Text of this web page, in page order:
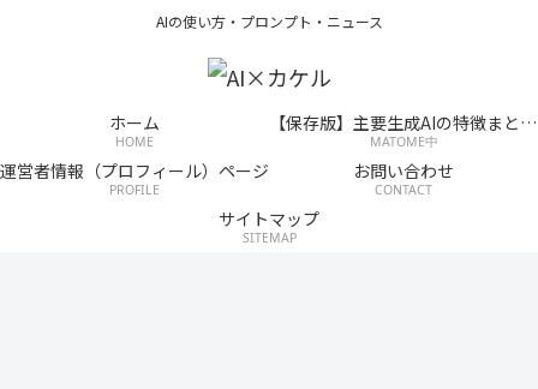
AIの使い方・プロンプト・ニュース
ホーム
HOME
【保存版】主要生成AIの特徴まとめ一覧｜できること・価格・得意分野（随時更新）
MATOME中
運営者情報（プロフィール）ページ
PROFILE
お問い合わせ
CONTACT
サイトマップ
SITEMAP